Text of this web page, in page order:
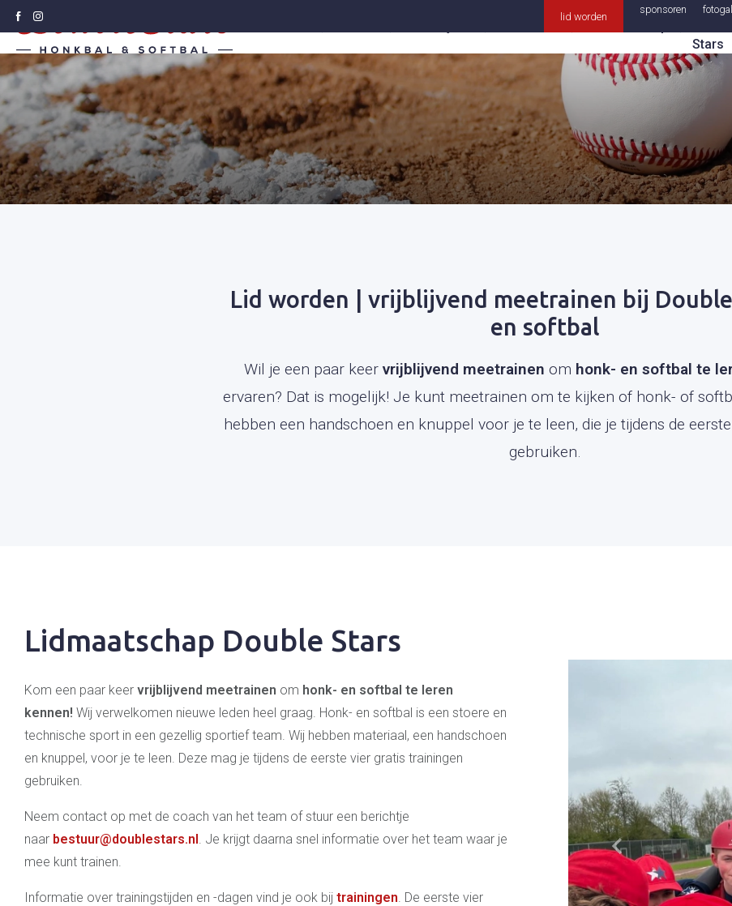
lid worden
sponsoren
Over
Stars
Lid worden | vrijblijvend meetrainen bij
en softbal
Wil je een paar keer vrijblijvend meetrainen om honk- en softbal te
ervaren? Dat is mogelijk! Je kunt meetrainen om te kijken of honk- of
hebben een handschoen en knuppel voor je te leen, die je tijdens de
gebruiken.
Lidmaatschap Double Stars
Kom een paar keer vrijblijvend meetrainen om honk- en softbal te leren
kennen! Wij verwelkomen nieuwe leden heel graag. Honk- en softbal is een stoere en
technische sport in een gezellig sportief team. Wij hebben materiaal, een handschoen
en knuppel, voor je te leen. Deze mag je tijdens de eerste vier gratis trainingen
gebruiken.
Neem contact op met de coach van het team of stuur een berichtje
naar bestuur@doublestars.nl. Je krijgt daarna snel informatie over het team waar je
mee kunt trainen.
Informatie over trainingstijden en -dagen vind je ook bij trainingen. De eerste vier